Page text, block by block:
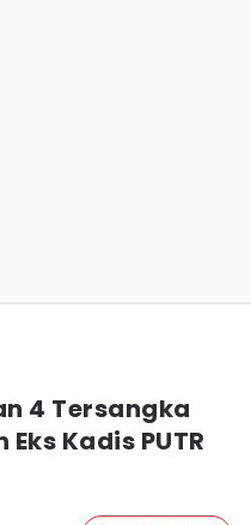
4 Tersangka
Kadis PUTR